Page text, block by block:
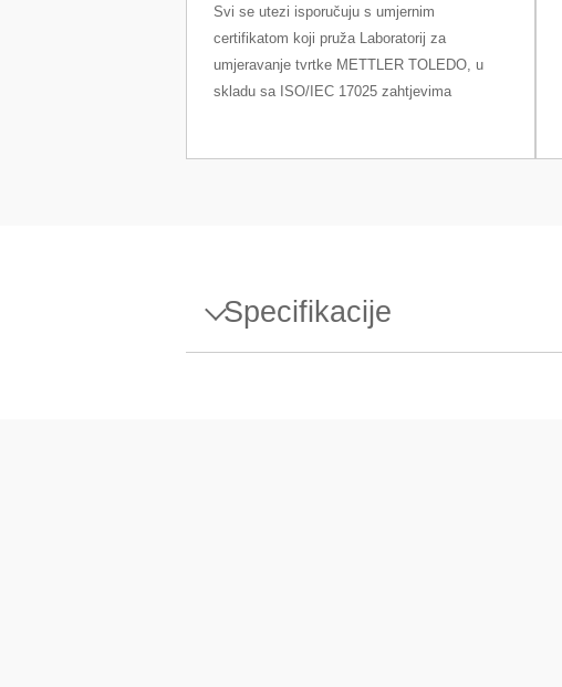
Svi se utezi isporučuju s umjernim
certifikatom koji pruža Laboratorij za
umjeravanje tvrtke METTLER TOLEDO, u
skladu sa ISO/IEC 17025 zahtjevima
Specifikacije